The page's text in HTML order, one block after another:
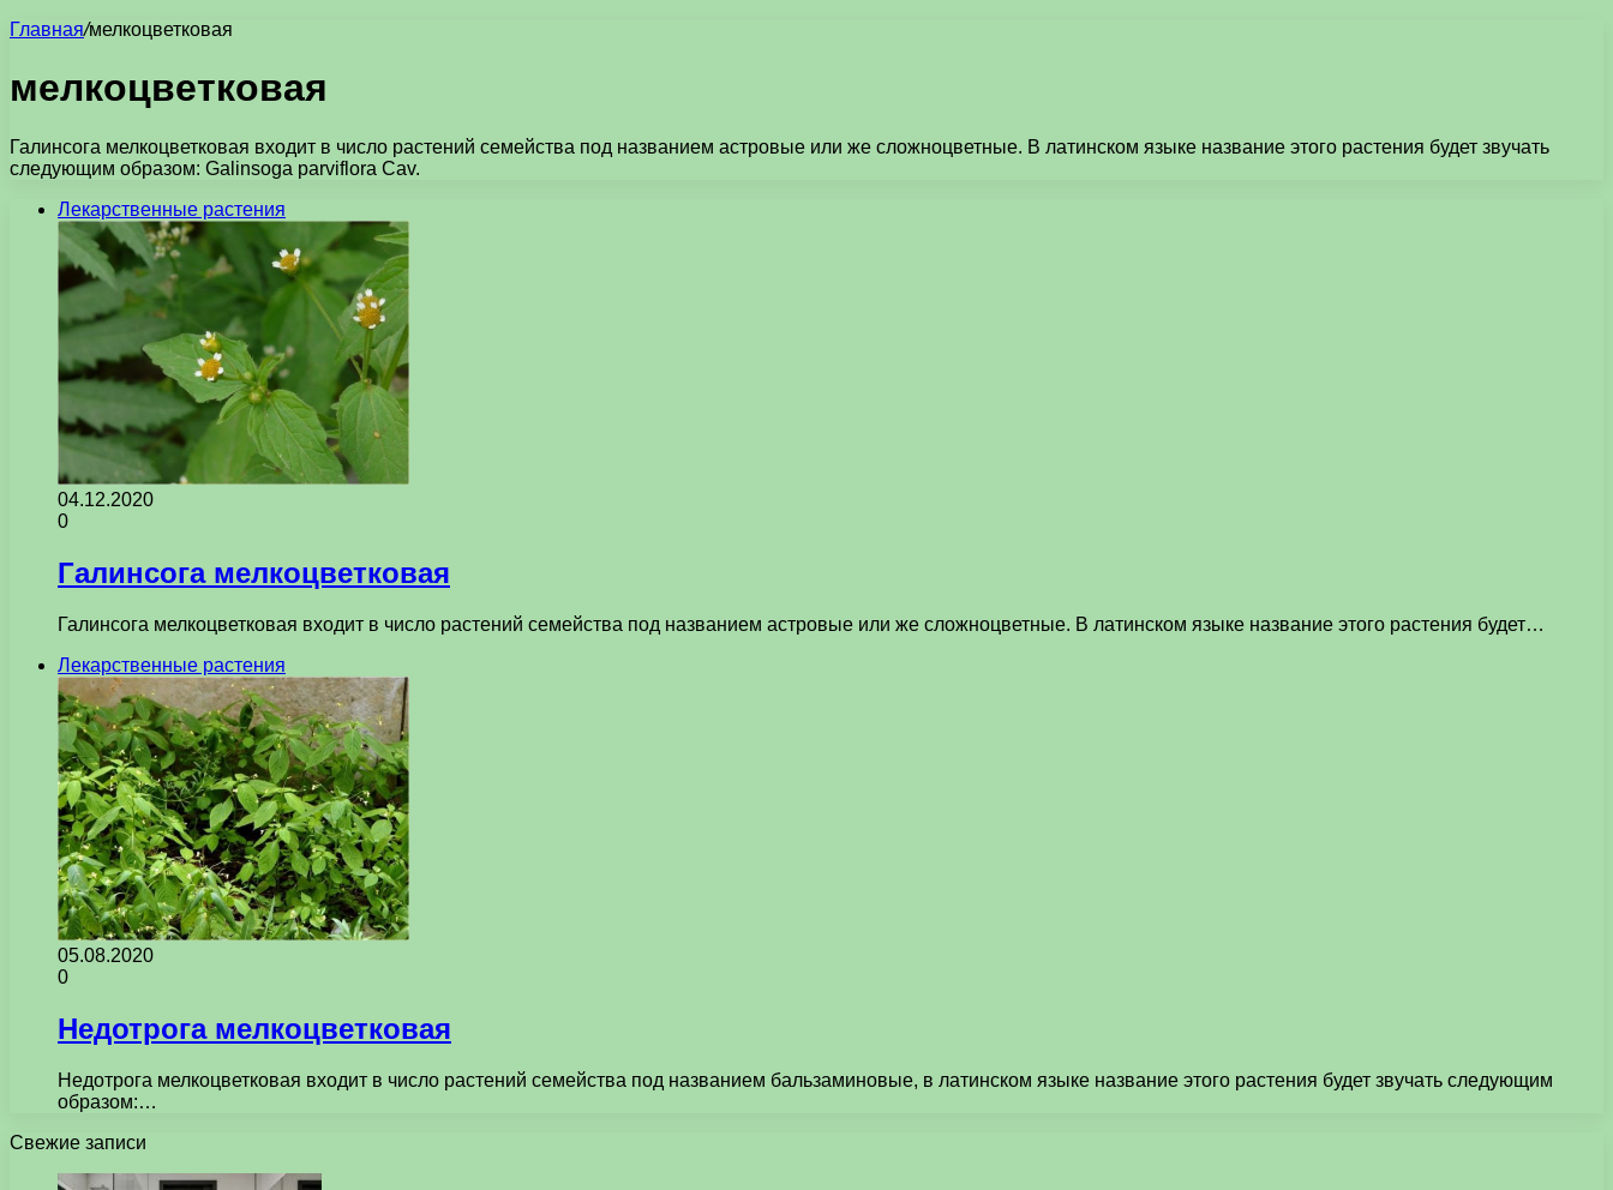
Главная/мелкоцветковая
мелкоцветковая
Галинсога мелкоцветковая входит в число растений семейства под названием астровые или же сложноцветные. В латинском языке название этого растения будет звучать
следующим образом: Galinsoga parviflora Cav.
Лекарственные растения
04.12.2020
0
Галинсога мелкоцветковая
Галинсога мелкоцветковая входит в число растений семейства под названием астровые или же сложноцветные. В латинском языке название этого растения будет…
Лекарственные растения
05.08.2020
0
Недотрога мелкоцветковая
Недотрога мелкоцветковая входит в число растений семейства под названием бальзаминовые, в латинском языке название этого растения будет звучать следующим
образом:…
Свежие записи